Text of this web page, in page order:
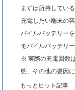
まずは所持してい
充電したい端末の
バイルバッテリーを
モバイルバッテリ
※ 実際の充電回数
態、その他の要因
もっとヒット記事